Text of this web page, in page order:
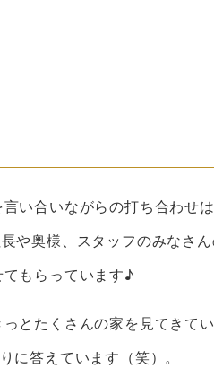
い合いながらの打ち合わせは
や奥様、スタッフのみなさ
もらっています♪
とたくさんの家を見てきて
に答えています（笑）。